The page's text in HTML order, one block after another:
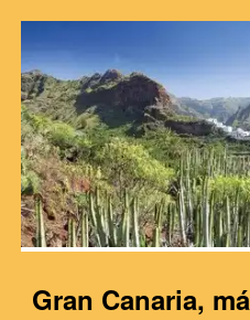
Gran Canaria,